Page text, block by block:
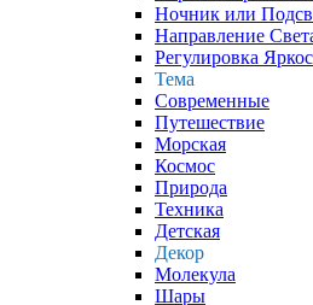
Ночник или
Направление
Регулировка
Тема
Современные
Путешествие
Морская
Космос
Природа
Техника
Детская
Декор
Молекула
Шары